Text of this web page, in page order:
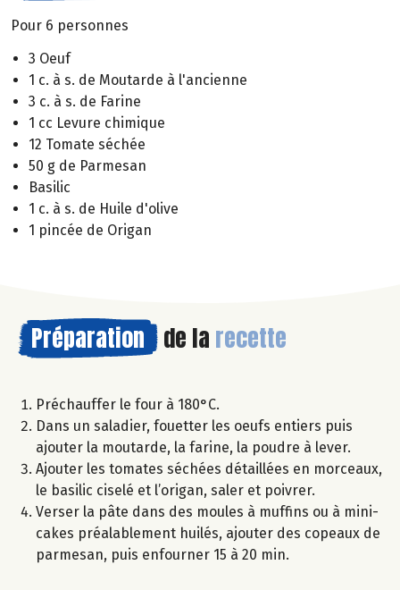
Pour 6 personnes
3 Oeuf
1 c. à s. de Moutarde à l'ancienne
3 c. à s. de Farine
1 cc Levure chimique
12 Tomate séchée
50 g de Parmesan
Basilic
1 c. à s. de Huile d'olive
1 pincée de Origan
Préparation de la recette
Préchauffer le four à 180°C.
Dans un saladier, fouetter les oeufs entiers puis
ajouter la moutarde, la farine, la poudre à lever.
Ajouter les tomates séchées détaillées en morceaux,
le basilic ciselé et l’origan, saler et poivrer.
Verser la pâte dans des moules à muffins ou à mini-
cakes préalablement huilés, ajouter des copeaux de
parmesan, puis enfourner 15 à 20 min.